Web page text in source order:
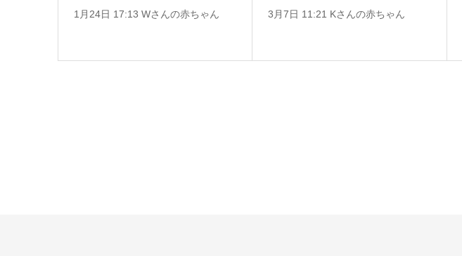
1月24日 17:13 Wさんの赤ちゃん 3月7日 11:21 Kさんの赤ちゃん